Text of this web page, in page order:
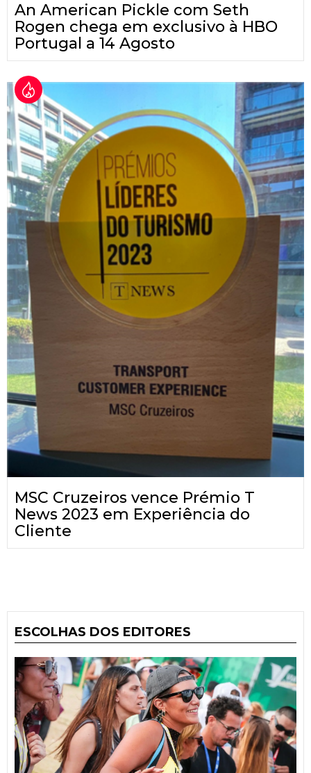
An American Pickle com Seth
Rogen chega em exclusivo à HBO
Portugal a 14 Agosto
MSC Cruzeiros vence Prémio T
News 2023 em Experiência do
Cliente
ESCOLHAS DOS EDITORES